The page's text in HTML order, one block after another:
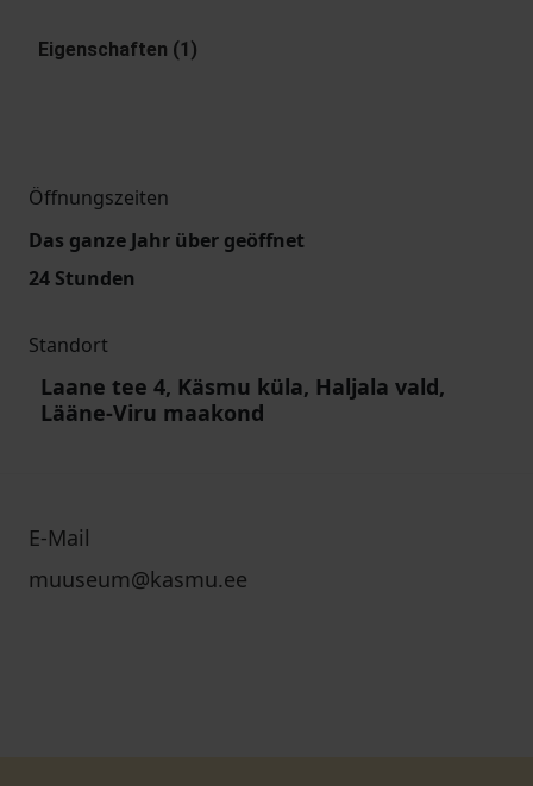
Eigenschaften (1)
Öffnungszeiten
Das ganze Jahr über geöffnet
24 Stunden
Standort
Laane tee 4, Käsmu küla, Haljala vald,
Lääne-Viru maakond
E-Mail
muuseum@kasmu.ee